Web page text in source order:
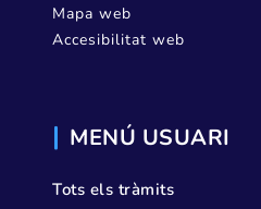
Mapa web
Accesibilitat web
MENÚ USUARI
Tots els tràmits